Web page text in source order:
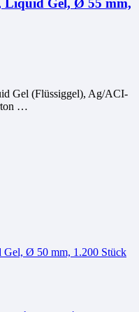
Liquid Gel, Ø 55 mm,
Gel (Flüssiggel), Ag/ACI-
…